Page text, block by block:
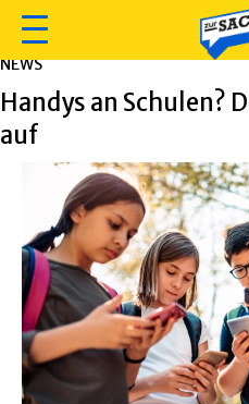
NEWS
Handys an Schulen?
auf